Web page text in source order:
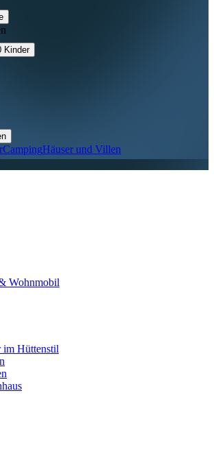
Kinder
CampingHäuser und Villen
Wohnmobil
im Hüttenstil